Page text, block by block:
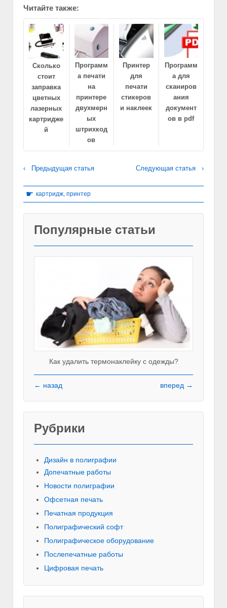
Читайте также:
Сколько
стоит
заправка
цветных
лазерных
картридже
й
Программ
а печати
на
принтере
двухмерн
ых
штрихкод
ов
Принтер
для
печати
стикеров
и наклеек
Программ
а для
сканиров
ания
документ
ов в pdf
‹ Предыдущая статья Следующая статья ›
☛ картридж, принтер
Популярные статьи
Как удалить термонаклейку с одежды?
← назад вперед →
Рубрики
Дизайн в полиграфии
Допечатные работы
Новости полиграфии
Офсетная печать
Печатная продукция
Полиграфический софт
Полиграфическое оборудование
Послепечатные работы
Цифровая печать